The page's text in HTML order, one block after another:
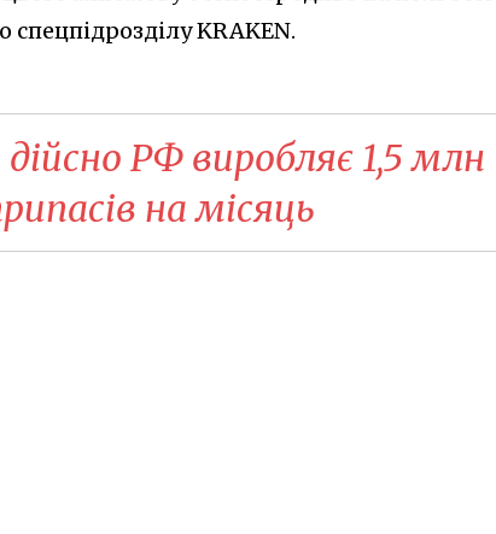
KRAKEN.
дійсно РФ виробляє 1,5 млн
на місяць